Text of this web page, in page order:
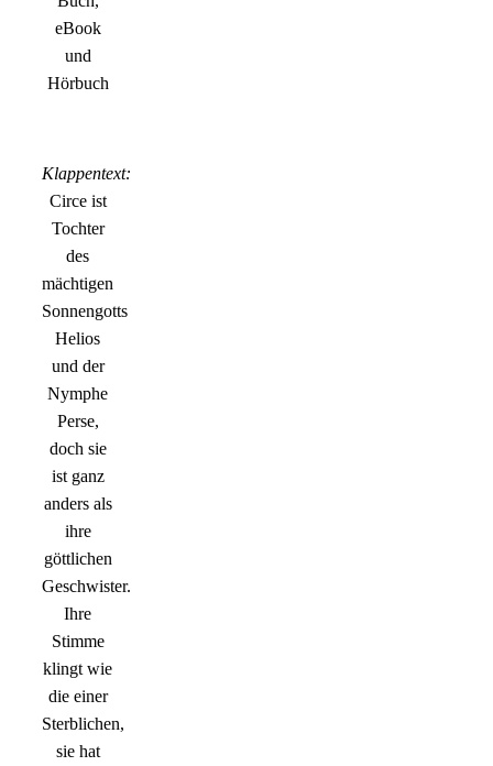
eBook
und
Hörbuch
Klappentext:
Circe ist
Tochter
des
mächtigen
Sonnengotts
Helios
und der
Nymphe
Perse,
doch sie
ist ganz
anders als
ihre
göttlichen
Geschwister.
Ihre
Stimme
klingt wie
die einer
Sterblichen,
sie hat